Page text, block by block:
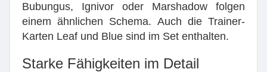
Bubungus, Ignivor oder Marshadow folgen
einem ähnlichen Schema. Auch die Trainer-
Karten Leaf und Blue sind im Set enthalten.
Starke Fähigkeiten im Detail